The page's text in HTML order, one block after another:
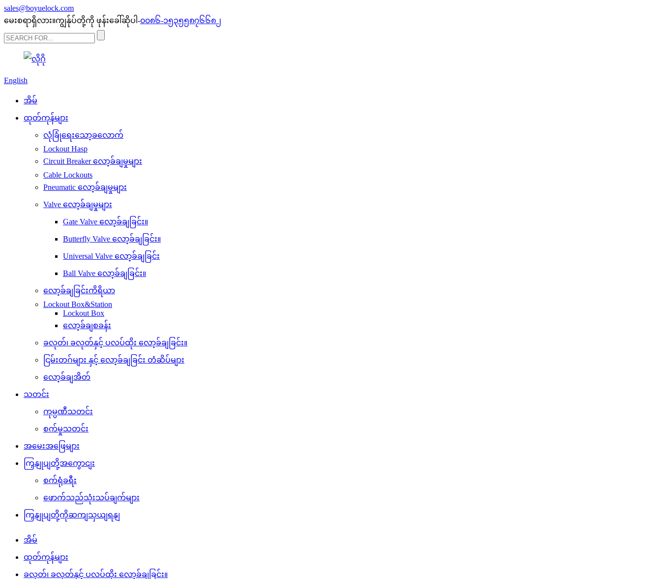
sales@boyuelock.com
မေးစရာရှိလား။ကျွန်ုပ်တို့ကို ဖုန်းခေါ်ဆိုပါ-၀၀၈၆-၁၅၃၅၅၈၇၆၆၈၂
English
အိမ်
ထုတ်ကုန်များ
လုံခြုံရေးသော့ခလောက်
Lockout Hasp
Circuit Breaker လော့ခ်ချမှုများ
Cable Lockouts
Pneumatic လော့ခ်ချမှုများ
Valve လော့ခ်ချမှုများ
Gate Valve လော့ခ်ချခြင်း။
Butterfly Valve လော့ခ်ချခြင်း။
Universal Valve လော့ခ်ချခြင်း
Ball Valve လော့ခ်ချခြင်း။
လော့ခ်ချခြင်းကိရိယာ
Lockout Box&Station
Lockout Box
လော့ခ်ချစခန်း
ခလုတ်၊ ခလုတ်နှင့် ပလပ်ထိုး လော့ခ်ချခြင်း။
ငြမ်းတဂ်များ နှင့် လော့ခ်ချခြင်း တံဆိပ်များ
လော့ခ်ချအိတ်
သတင်း
ကုမ္ပဏီသတင်း
စက်မှုသတင်း
အမေးအဖြေများ
ကြှနျုပျတို့အကွောငျး
စက်ရုံခရီး
ဖောက်သည်သုံးသပ်ချက်များ
ကြှနျုပျတို့ကိုဆကျသှယျရနျ
အိမ်
ထုတ်ကုန်များ
ခလုတ်၊ ခလုတ်နှင့် ပလပ်ထိုး လော့ခ်ချခြင်း။